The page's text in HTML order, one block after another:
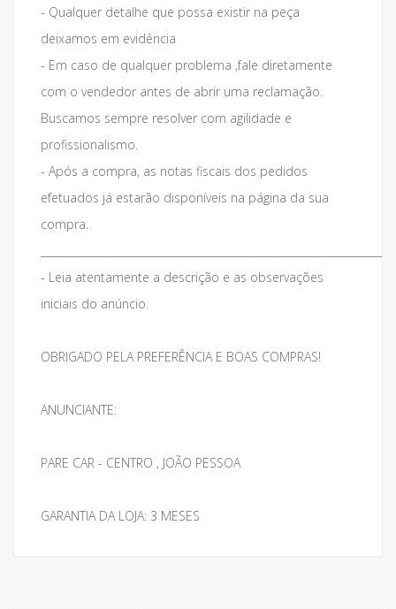
- Qualquer detalhe que possa existir na peça
deixamos em evidência
- Em caso de qualquer problema ,fale diretamente
com o vendedor antes de abrir uma reclamação.
Buscamos sempre resolver com agilidade e
profissionalismo.
- Após a compra, as notas fiscais dos pedidos
efetuados já estarão disponíveis na página da sua
compra.
- Leia atentamente a descrição e as observações
iniciais do anúncio.
OBRIGADO PELA PREFERÊNCIA E BOAS COMPRAS!
ANUNCIANTE:
PARE CAR - CENTRO , JOÃO PESSOA
GARANTIA DA LOJA: 3 MESES